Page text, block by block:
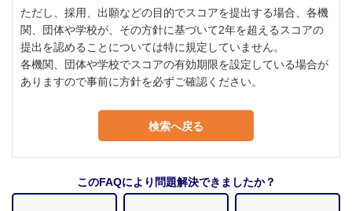
ただし、採用、出願などの目的でスコアを提出する場合、各機
関、団体や学校が、その方針に基づいて2年を超えるスコアの
提出を認めることについては特に規定していません。
各機関、団体や学校でスコアの有効期限を設定している場合が
ありますので事前に方針を必ずご確認ください。
検索へ戻る
このFAQにより問題解決できましたか？